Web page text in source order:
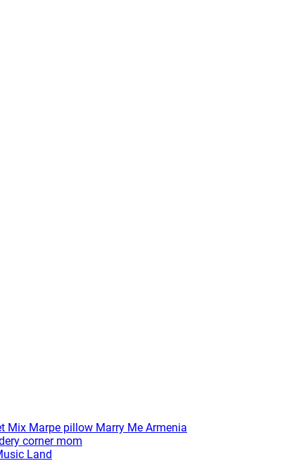
Mix Marpe pillow Marry Me Armenia
corner mom
Land